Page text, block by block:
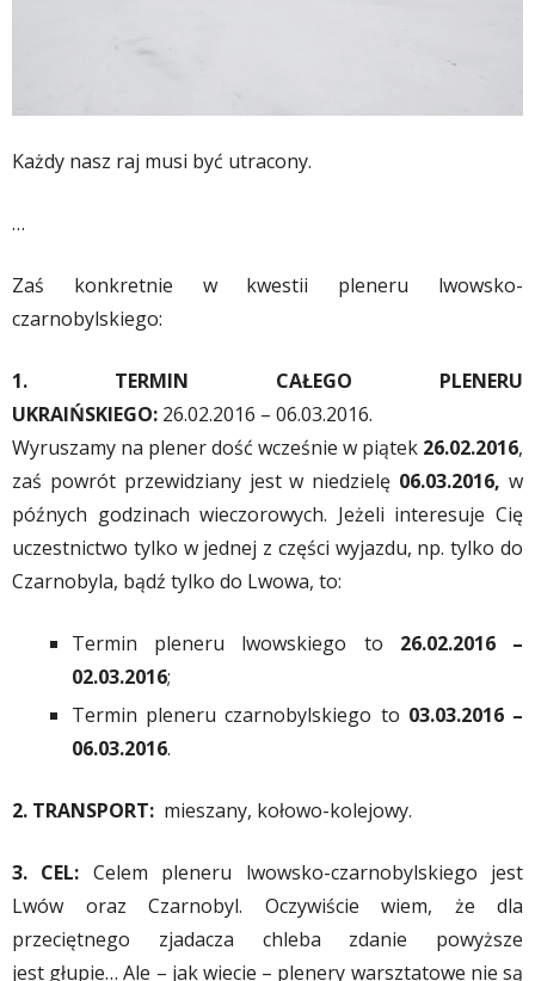
Każdy nasz raj musi być utracony.
…
Zaś konkretnie w kwestii pleneru lwowsko-
czarnobylskiego:
1. TERMIN CAŁEGO PLENERU
UKRAIŃSKIEGO: 26.02.2016 – 06.03.2016.
Wyruszamy na plener dość wcześnie w piątek 26.02.2016,
zaś powrót przewidziany jest w niedzielę 06.03.2016, w
późnych godzinach wieczorowych. Jeżeli interesuje Cię
uczestnictwo tylko w jednej z części wyjazdu, np. tylko do
Czarnobyla, bądź tylko do Lwowa, to:
Termin pleneru lwowskiego to 26.02.2016 –
02.03.2016;
Termin pleneru czarnobylskiego to 03.03.2016 –
06.03.2016.
2. TRANSPORT: mieszany, kołowo-kolejowy.
3. CEL: Celem pleneru lwowsko-czarnobylskiego jest
Lwów oraz Czarnobyl. Oczywiście wiem, że dla
przeciętnego zjadacza chleba zdanie powyższe
jest głupie… Ale – jak wiecie – plenery warsztatowe nie są